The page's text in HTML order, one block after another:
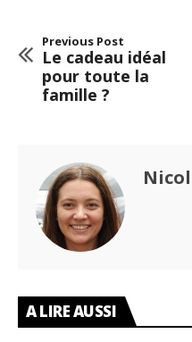
Previous Post
Le cadeau idéal
pour toute la
famille ?
A LIRE AUSSI